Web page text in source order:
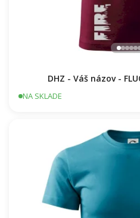
DHZ - Váš názov -
NA SKLADE